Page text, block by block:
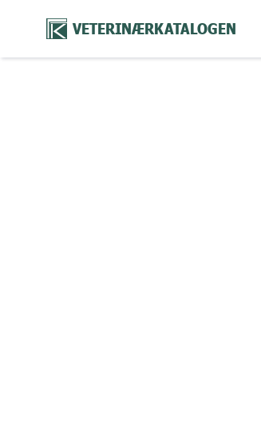
VETERINÆRKATALOGEN